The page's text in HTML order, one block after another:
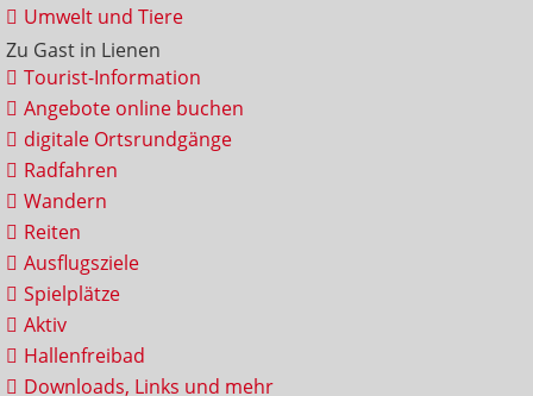
Umwelt und Tiere
Zu Gast in Lienen
Tourist-Information
Angebote online buchen
digitale Ortsrundgänge
Radfahren
Wandern
Reiten
Ausflugsziele
Spielplätze
Aktiv
Hallenfreibad
Downloads, Links und mehr